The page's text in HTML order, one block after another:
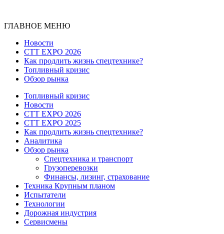
ГЛАВНОЕ МЕНЮ
Новости
CTT EXPO 2026
Как продлить жизнь спецтехнике?
Топливный кризис
Обзор рынка
Топливный кризис
Новости
CTT EXPO 2026
CTT EXPO 2025
Как продлить жизнь спецтехнике?
Аналитика
Обзор рынка
Спецтехника и транспорт
Грузоперевозки
Финансы, лизинг, страхование
Техника Крупным планом
Испытатели
Технологии
Дорожная индустрия
Сервисмены